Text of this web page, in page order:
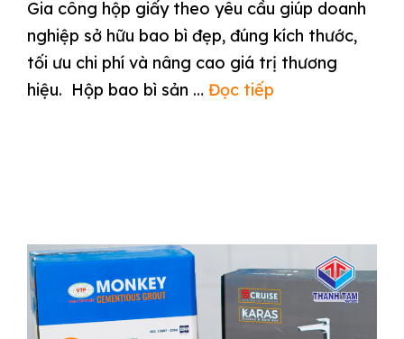
Gia công hộp giấy theo yêu cầu giúp doanh
nghiệp sở hữu bao bì đẹp, đúng kích thước,
tối ưu chi phí và nâng cao giá trị thương
hiệu. Hộp bao bì sản … Đọc tiếp